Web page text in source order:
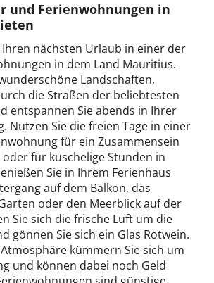
und Ferienwohnungen in
nächsten Urlaub in einer der
in dem Land Mauritius.
Landschaften,
die Straßen der beliebtesten
entspannen Sie abends in Ihrer
Nutzen Sie die freien Tage in einer
für ein Zusammensein
für kuschelige Stunden in
Sie in Ihrem Ferienhaus
auf dem Balkon, das
oder den Meerblick auf der
Sie sich die frische Luft um die
gönnen Sie sich ein Glas Rotwein.
kümmern Sie sich um
und können dabei noch Geld